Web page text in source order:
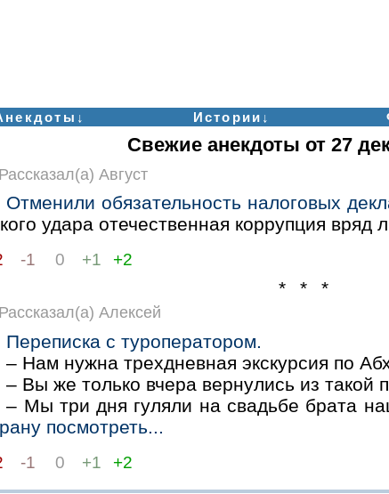
Истории↓
Свежие анекдоты от 27
Рассказал(а) Август
Отменили обязательность налоговых
удара отечественная коррупция вряд
-1 0 +1 +2
* * *
Рассказал(а) Алексей
Переписка с туроператором.
– Нам нужна трехдневная экскурсия по
– Вы же только вчера вернулись из такой
– Мы три дня гуляли на свадьбе брата
посмотреть...
-1 0 +1 +2